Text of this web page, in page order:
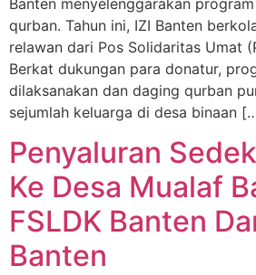
qurban. Tahun ini, IZI Banten
relawan dari Pos Solidaritas Umat
Berkat dukungan para donatur,
dilaksanakan dan daging qurban
sejumlah keluarga di desa binaan
Penyaluran
Ke Desa Mualaf
FSLDK Banten
Banten